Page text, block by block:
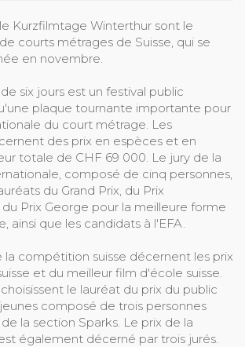
Kurzfilmtage Winterthur sont le
courts métrages de Suisse, qui se
en novembre.
six jours est un festival public
plaque tournante importante pour
du court métrage. Les
des prix en espèces et en
totale de CHF 69 000. Le jury de la
composé de cinq personnes,
du Grand Prix, du Prix
Prix George pour la meilleure forme
ainsi que les candidats à l'EFA.
la compétition suisse décernent les prix
et du meilleur film d'école suisse.
le lauréat du prix du public
composé de trois personnes
la section Sparks. Le prix de la
également décerné par trois jurés.